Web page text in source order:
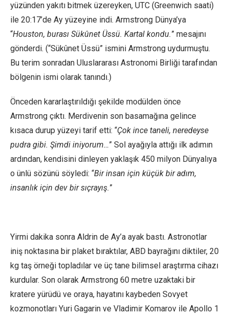
yüzünden yakıtı bitmek üzereyken, UTC (Greenwich saati)
ile 20:17’de Ay yüzeyine indi. Armstrong Dünya’ya
“Houston, burası Sükûnet Üssü. Kartal kondu.” mesajını
gönderdi. (“Sükûnet Üssü” ismini Armstrong uydurmuştu.
Bu terim sonradan Uluslararası Astronomi Birliği tarafından
bölgenin ismi olarak tanındı.)
Önceden kararlaştırıldığı şekilde modülden önce
Armstrong çıktı. Merdivenin son basamağına gelince
kısaca durup yüzeyi tarif etti: “Çok ince taneli, neredeyse
pudra gibi. Şimdi iniyorum…” Sol ayağıyla attığı ilk adımın
ardından, kendisini dinleyen yaklaşık 450 milyon Dünyalıya
o ünlü sözünü söyledi: “Bir insan için küçük bir adım,
insanlık için dev bir sıçrayış.”
Yirmi dakika sonra Aldrin de Ay’a ayak bastı. Astronotlar
iniş noktasına bir plaket bıraktılar, ABD bayrağını diktiler, 20
kg taş örneği topladılar ve üç tane bilimsel araştırma cihazı
kurdular. Son olarak Armstrong 60 metre uzaktaki bir
kratere yürüdü ve oraya, hayatını kaybeden Sovyet
kozmonotları Yuri Gagarin ve Vladimir Komarov ile Apollo 1